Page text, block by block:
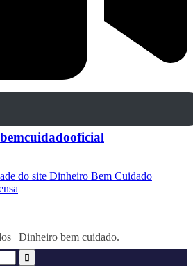
do site Dinheiro Bem Cuidado
| Dinheiro bem cuidado.